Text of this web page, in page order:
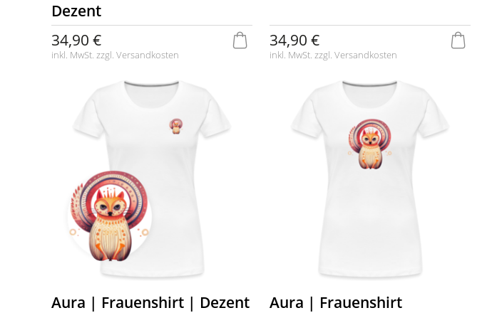
Dezent
34,90 €
inkl. MwSt. zzgl. Versandkosten
34,90 €
inkl. MwSt. zzgl. Versandkosten
Aura | Frauenshirt | Dezent Aura | Frauenshirt